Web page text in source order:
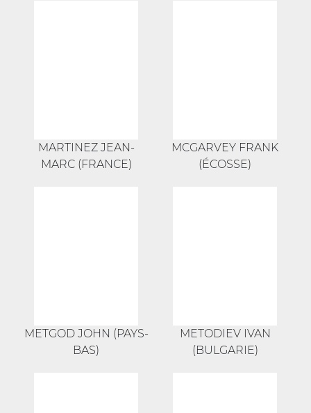
MARTINEZ JEAN-
MARC (FRANCE)
MCGARVEY FRANK
(ÉCOSSE)
METGOD JOHN (PAYS-
BAS)
METODIEV IVAN
(BULGARIE)